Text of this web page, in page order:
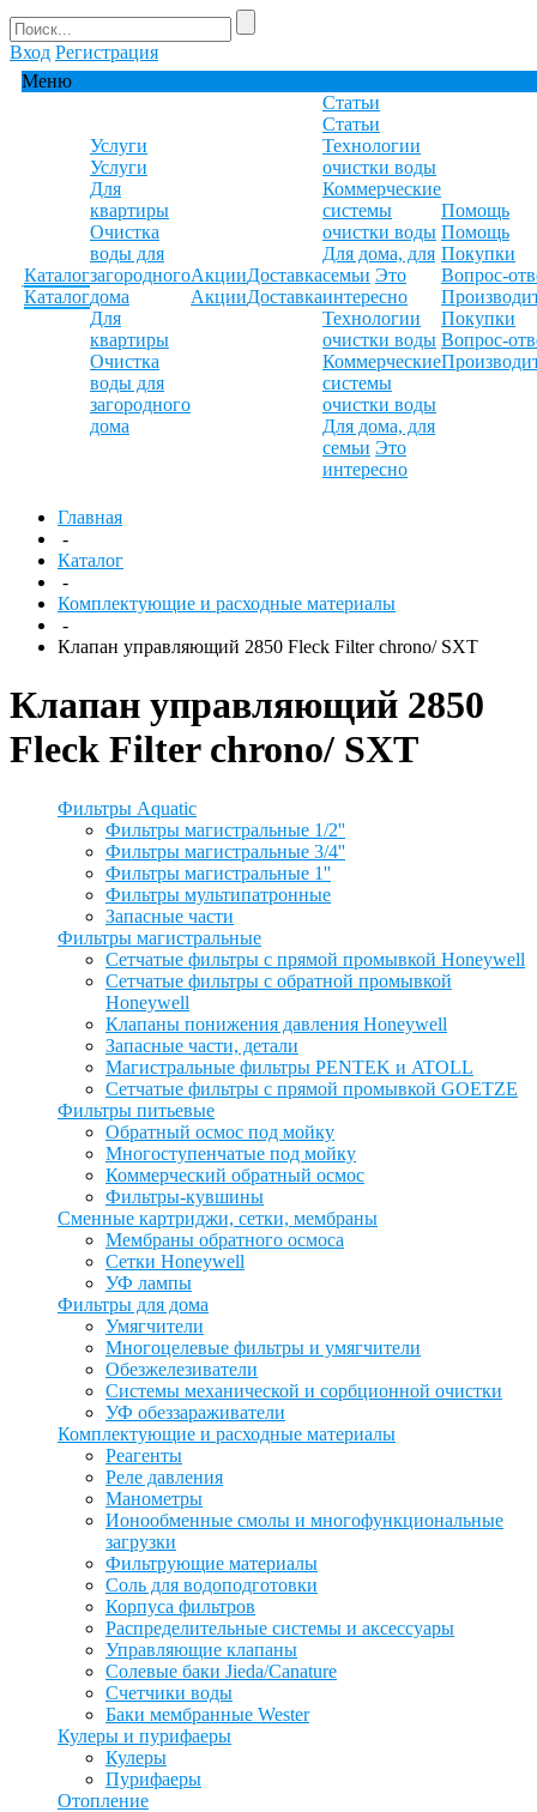
Вход Регистрация
Меню
Каталог
Каталог
Услуги
Услуги
Для
квартиры
Очистка
воды для
загородного
дома
Для
квартиры
Очистка
воды для
загородного
дома
Акции
Акции
Доставка
Доставка
Статьи
Статьи
Технологии
очистки воды
Коммерческие
системы
очистки воды
Для дома, для
семьи Это
интересно
Технологии
очистки воды
Коммерческие
системы
очистки воды
Для дома, для
семьи Это
интересно
Помощь
Помощь
Покупки
Вопрос-
Покупки
Вопрос-
Главная
-
Каталог
-
Комплектующие и расходные материалы
-
Клапан управляющий 2850 Fleck Filter chrono/ SXT
Клапан управляющий 2850
Fleck Filter chrono/ SXT
Фильтры Aquatic
Фильтры магистральные 1/2''
Фильтры магистральные 3/4''
Фильтры магистральные 1''
Фильтры мультипатронные
Запасные части
Фильтры магистральные
Сетчатые фильтры с прямой промывкой Honeywell
Сетчатые фильтры с обратной промывкой
Honeywell
Клапаны понижения давления Honeywell
Запасные части, детали
Магистральные фильтры PENTEK и ATOLL
Сетчатые фильтры с прямой промывкой GOETZE
Фильтры питьевые
Обратный осмос под мойку
Многоступенчатые под мойку
Коммерческий обратный осмос
Фильтры-кувшины
Сменные картриджи, сетки, мембраны
Мембраны обратного осмоса
Сетки Honeywell
УФ лампы
Фильтры для дома
Умягчители
Многоцелевые фильтры и умягчители
Обезжелезиватели
Системы механической и сорбционной очистки
УФ обеззараживатели
Комплектующие и расходные материалы
Реагенты
Реле давления
Манометры
Ионообменные смолы и многофункциональные
загрузки
Фильтрующие материалы
Соль для водоподготовки
Корпуса фильтров
Распределительные системы и аксессуары
Управляющие клапаны
Солевые баки Jieda/Canature
Счетчики воды
Баки мембранные Wester
Кулеры и пурифаеры
Кулеры
Пурифаеры
Отопление